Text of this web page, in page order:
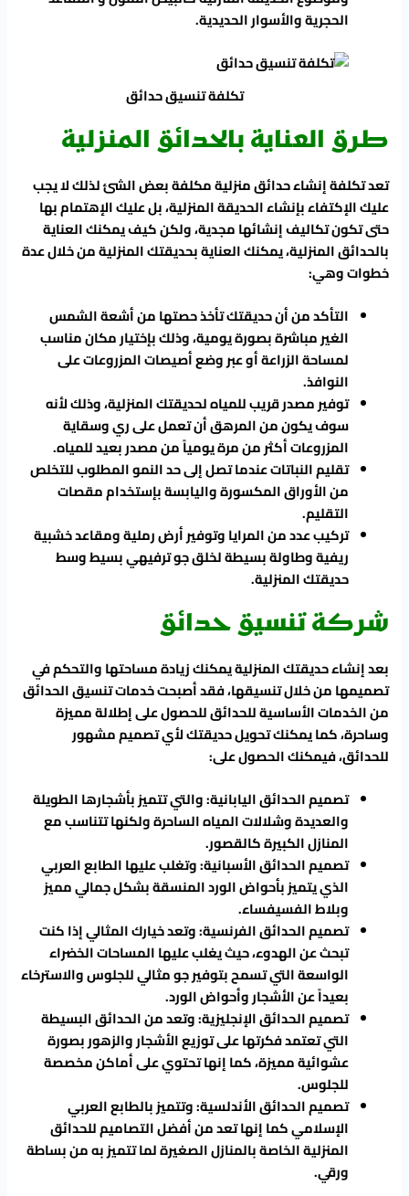
الحجرية والأسوار الحديدية.
تكلفة تنسيق حدائق
طرق العناية بالحدائق المنزلية
تعد تكلفة إنشاء حدائق منزلية مكلفة بعض الشئ لذلك لا يجب
عليك الإكتفاء بإنشاء الحديقة المنزلية، بل عليك الإهتمام بها
حتى تكون تكاليف إنشائها مجدية، ولكن كيف يمكنك العناية
بالحدائق المنزلية، يمكنك العناية بحديقتك المنزلية من خلال عدة
خطوات وهي:
التأكد من أن حديقتك تأخذ حصتها من أشعة الشمس
الغير مباشرة بصورة يومية، وذلك بإختيار مكان مناسب
لمساحة الزراعة أو عبر وضع أصيصات المزروعات على
النوافذ.
توفير مصدر قريب للمياه لحديقتك المنزلية، وذلك لأنه
سوف يكون من المرهق أن تعمل على ري وسقاية
المزروعات أكثر من مرة يومياً من مصدر بعيد للمياه.
تقليم النباتات عندما تصل إلى حد النمو المطلوب للتخلص
من الأوراق المكسورة واليابسة بإستخدام مقصات
التقليم.
تركيب عدد من المرايا وتوفير أرض رملية ومقاعد خشبية
ريفية وطاولة بسيطة لخلق جو ترفيهي بسيط وسط
حديقتك المنزلية.
شركة تنسيق حدائق
بعد إنشاء حديقتك المنزلية يمكنك زيادة مساحتها والتحكم في
تصميمها من خلال تنسيقها، فقد أصبحت خدمات تنسيق الحدائق
من الخدمات الأساسية للحدائق للحصول على إطلالة مميزة
وساحرة، كما يمكنك تحويل حديقتك لأي تصميم مشهور
للحدائق، فيمكنك الحصول على:
تصميم الحدائق اليابانية: والتي تتميز بأشجارها الطويلة
والعديدة وشلالات المياه الساحرة ولكنها تتناسب مع
المنازل الكبيرة كالقصور.
تصميم الحدائق الأسبانية: وتغلب عليها الطابع العربي
الذي يتميز بأحواض الورد المنسقة بشكل جمالي مميز
وبلاط الفسيفساء.
تصميم الحدائق الفرنسية: وتعد خيارك المثالي إذا كنت
تبحث عن الهدوء، حيث يغلب عليها المساحات الخضراء
الواسعة التي تسمح بتوفير جو مثالي للجلوس والاسترخاء
بعيداً عن الأشجار وأحواض الورد.
تصميم الحدائق الإنجليزية: وتعد من الحدائق البسيطة
التي تعتمد فكرتها على توزيع الأشجار والزهور بصورة
عشوائية مميزة، كما إنها تحتوي على أماكن مخصصة
للجلوس.
تصميم الحدائق الأندلسية: وتتميز بالطابع العربي
الإسلامي كما إنها تعد من أفضل التصاميم للحدائق
المنزلية الخاصة بالمنازل الصغيرة لما تتميز به من بساطة
ورقي.